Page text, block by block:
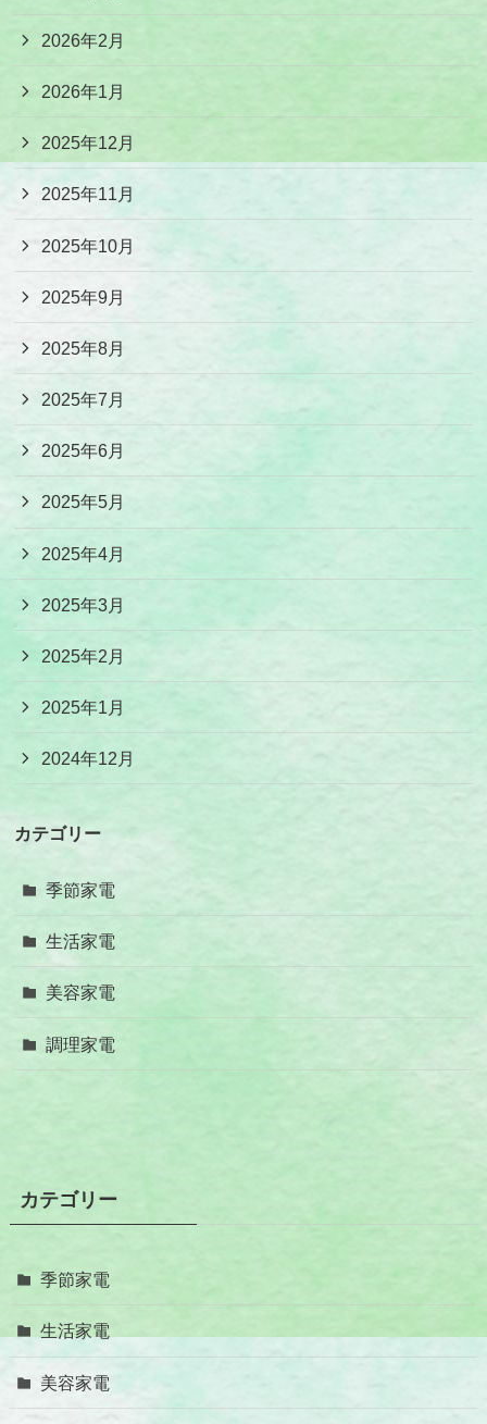
2026年2月
2026年1月
2025年12月
2025年11月
2025年10月
2025年9月
2025年8月
2025年7月
2025年6月
2025年5月
2025年4月
2025年3月
2025年2月
2025年1月
2024年12月
カテゴリー
季節家電
生活家電
美容家電
調理家電
カテゴリー
季節家電
生活家電
美容家電